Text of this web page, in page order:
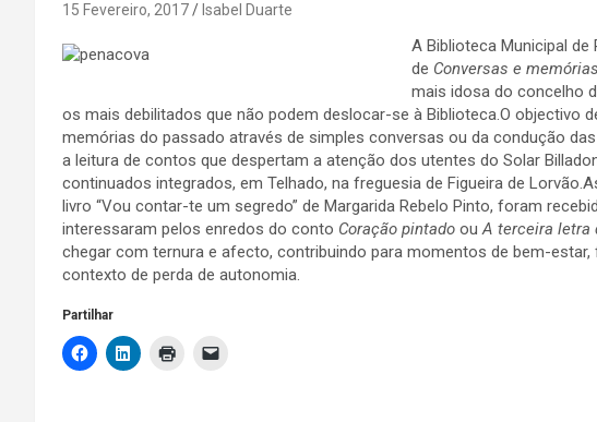
15 Fevereiro, 2017 Isabel Duarte
A Biblioteca Municipal
de Conversas e
mais idosa do concelho
os mais debilitados que não podem deslocar-se à Biblioteca.O objectivo
memórias do passado através de simples conversas ou da condução
a leitura de contos que despertam a atenção dos utentes do Solar
continuados integrados, em Telhado, na freguesia de Figueira de
livro “Vou contar-te um segredo” de Margarida Rebelo Pinto, foram
interessaram pelos enredos do conto Coração pintado ouA terceira letra
chegar com ternura e afecto, contribuindo para momentos de bem-
contexto de perda de autonomia.
Partilhar